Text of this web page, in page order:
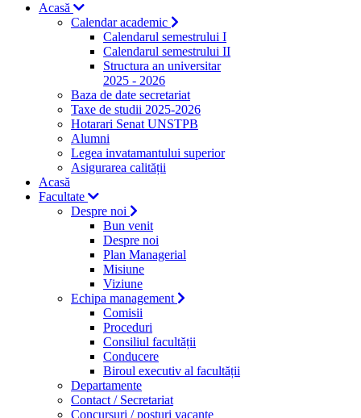
Acasă
Calendar academic
Calendarul semestrului I
Calendarul semestrului II
Structura an universitar
2025 - 2026
Baza de date secretariat
Taxe de studii 2025-2026
Hotarari Senat UNSTPB
Alumni
Legea invatamantului superior
Asigurarea calității
Acasă
Facultate
Despre noi
Bun venit
Despre noi
Plan Managerial
Misiune
Viziune
Echipa management
Comisii
Proceduri
Consiliul facultății
Conducere
Biroul executiv al facultății
Departamente
Contact / Secretariat
Concursuri / posturi vacante